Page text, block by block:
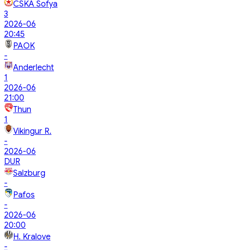
CSKA Sofya
3
2026-06
20:45
PAOK
-
Anderlecht
1
2026-06
21:00
Thun
1
Vikingur R.
-
2026-06
DUR
Salzburg
-
Pafos
-
2026-06
20:00
H. Kralove
-